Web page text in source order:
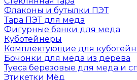
Флаконы и бутылки ПЭТ
Тара ПЭТ для меда
Фигурные банки для меда
Куботейнеры
Комплектующие для
Бочонки для меда из дерева
Туеса березовые для меда и
Этикетки Мёд